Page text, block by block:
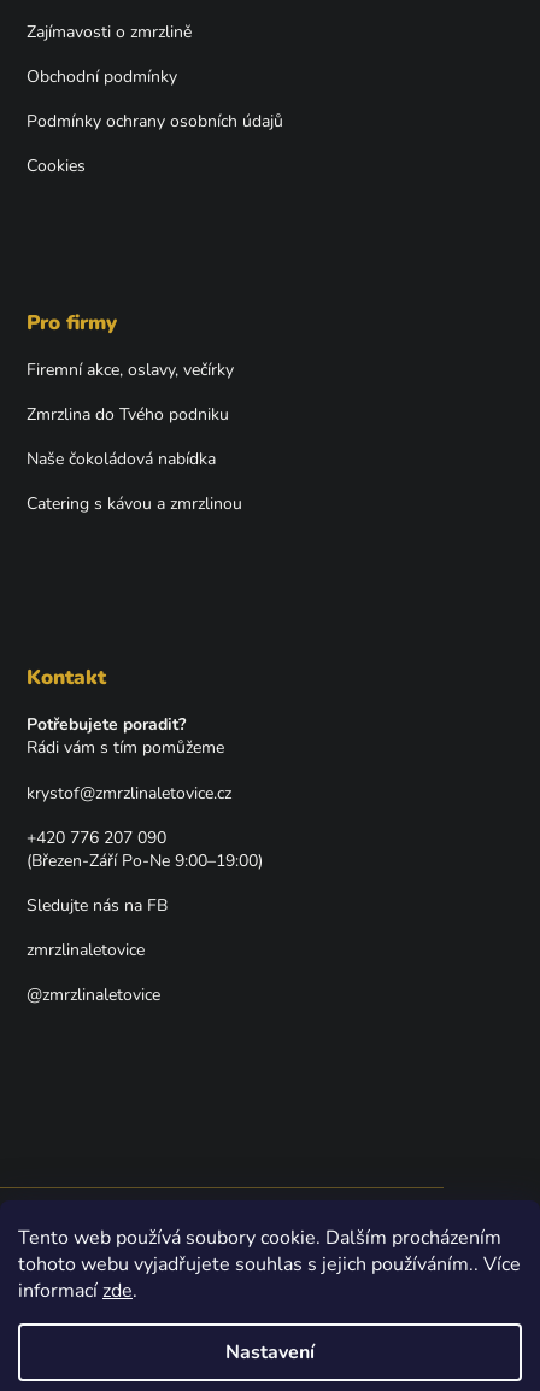
Tento web používá soubory cookie. Dalším procházením
tohoto webu vyjadřujete souhlas s jejich používáním.. Více
informacízde.
Nastavení
Zajímavosti o zmrzlině
Obchodní podmínky
Podmínky ochrany osobních údajů
Cookies
Pro firmy
Firemní akce, oslavy, večírky
Zmrzlina do Tvého podniku
Naše čokoládová nabídka
Catering s kávou a zmrzlinou
Kontakt
Potřebujete poradit?
Rádi vám s tím pomůžeme
krystof@zmrzlinaletovice.cz
+420 776 207 090
(Březen-Září Po-Ne 9:00–19:00)
Sledujte nás na FB
zmrzlinaletovice
@zmrzlinaletovice
zmrzlináři z Letovic